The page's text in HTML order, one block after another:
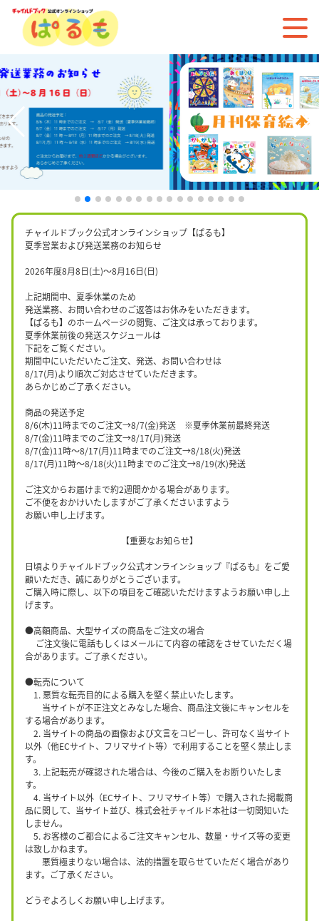
チャイルドブック公式オンラインショップ【ぱるも】
夏季営業および発送業務のお知らせ
2026年度8月8日(土)〜8月16日(日)
上記期間中、夏季休業のため
発送業務、お問い合わせのご返答はお休みをいただきます。
【ぱるも】のホームページの閲覧、ご注文は承っております。
夏季休業前後の発送スケジュールは
下記をご覧ください。
期間中にいただいたご注文、発送、お問い合わせは
8/17(月)より順次ご対応させていただきます。
あらかじめご了承ください。
商品の発送予定
8/6(木)11時までのご注文→8/7(金)発送 ※夏季休業前最終発送
8/7(金)11時までのご注文→8/17(月)発送
8/7(金)11時〜8/17(月)11時までのご注文→8/18(火)発送
8/17(月)11時〜8/18(火)11時までのご注文→8/19(水)発送
ご注文からお届けまで約2週間かかる場合があります。
ご不便をおかけいたしますがご了承くださいますよう
お願い申し上げます。
【重要なお知らせ】
日頃よりチャイルドブック公式オンラインショップ『ぱるも』をご愛
顧いただき、誠にありがとうございます。
ご購入時に際し、以下の項目をご確認いただけますようお願い申し上
げます。
●高額商品、大型サイズの商品をご注文の場合
ご注文後に電話もしくはメールにて内容の確認をさせていただく場
合があります。ご了承ください。
●転売について
1. 悪質な転売目的による購入を堅く禁止いたします。
当サイトが不正注文とみなした場合、商品注文後にキャンセルを
する場合があります。
2. 当サイトの商品の画像および文言をコピーし、許可なく当サイト
以外（他ECサイト、フリマサイト等）で利用することを堅く禁止しま
す。
3. 上記転売が確認された場合は、今後のご購入をお断りいたしま
す。
4. 当サイト以外（ECサイト、フリマサイト等）で購入された掲載商
品に関して、当サイト並び、株式会社チャイルド本社は一切関知いた
しません。
5. お客様のご都合によるご注文キャンセル、数量・サイズ等の変更
は致しかねます。
悪質極まりない場合は、法的措置を取らせていただく場合があり
ます。ご了承ください。
どうぞよろしくお願い申し上げます。